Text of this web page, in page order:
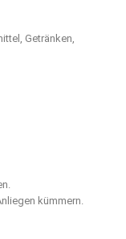
Getränken,
kümmern.